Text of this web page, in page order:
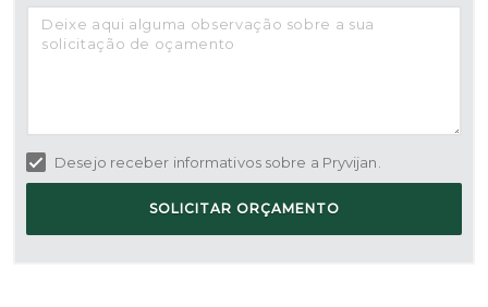
Desejo receber informativos sobre a Pryvijan.
SOLICITAR ORÇAMENTO